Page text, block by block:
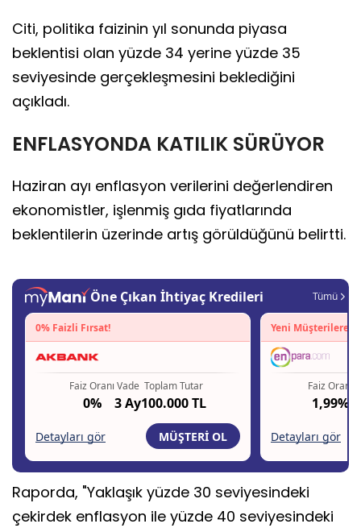
Citi, politika faizinin yıl sonunda piyasa
beklentisi olan yüzde 34 yerine yüzde 35
seviyesinde gerçekleşmesini beklediğini
açıkladı.
ENFLASYONDA KATILIK SÜRÜYOR
Haziran ayı enflasyon verilerini değerlendiren
ekonomistler, işlenmiş gıda fiyatlarında
beklentilerin üzerinde artış görüldüğünü belirtti.
Raporda, "Yaklaşık yüzde 30 seviyesindeki
çekirdek enflasyon ile yüzde 40 seviyesindeki